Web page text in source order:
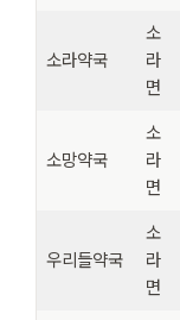
소라약국
소
라
면
소망약국
소
라
면
우리들약국
소
라
면